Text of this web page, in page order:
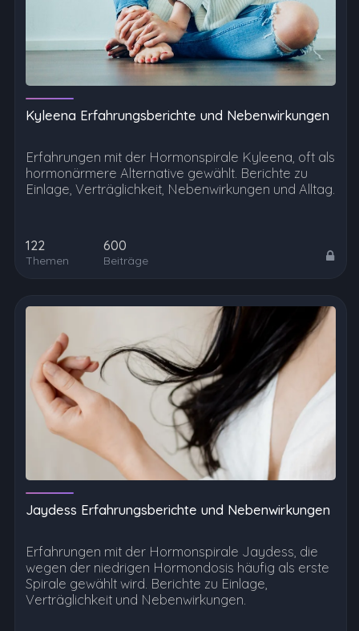
Kyleena Erfahrungsberichte und Nebenwirkungen
Erfahrungen mit der Hormonspirale Kyleena, oft als
hormonärmere Alternative gewählt. Berichte zu
Einlage, Verträglichkeit, Nebenwirkungen und Alltag.
122
Themen
600
Beiträge
Jaydess Erfahrungsberichte und Nebenwirkungen
Erfahrungen mit der Hormonspirale Jaydess, die
wegen der niedrigen Hormondosis häufig als erste
Spirale gewählt wird. Berichte zu Einlage,
Verträglichkeit und Nebenwirkungen.